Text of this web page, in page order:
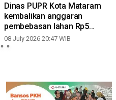
Dinas PUPR Kota Mataram
kembalikan anggaran
pembebasan lahan Rp5
miliar
08 July 2026 20:47 WIB